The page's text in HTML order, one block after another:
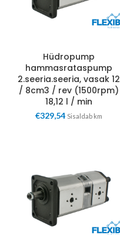
Hüdropump
hammasrataspump
2.seeria.seeria, vasak 12
/ 8cm3 / rev (1500rpm)
18,12 l / min
€329,54 Sisaldab km